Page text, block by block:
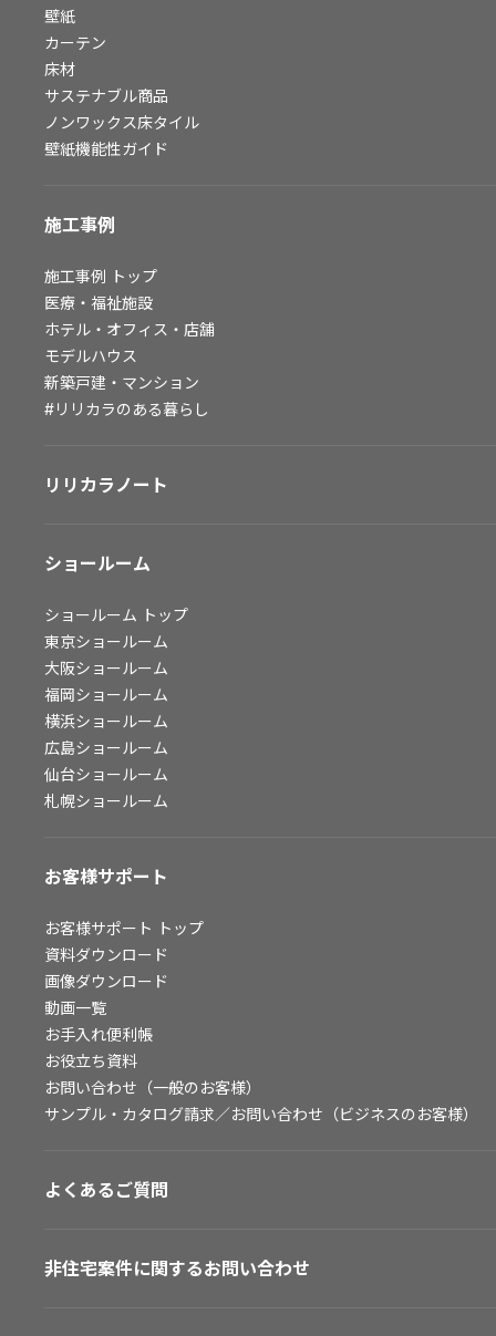
非住宅案件に関するお問い合わせ
事業紹介
スペースソリューション事業
ファシリティソリューション事業
不動産投資開発事業
会社情報
採用情報
壁紙
カーテン
床材
サステナブル商品
ノンワックス床タイル
壁紙機能性ガイド
施工事例
施工事例 トップ
医療・福祉施設
ホテル・オフィス・店舗
モデルハウス
新築戸建・マンション
#リリカラのある暮らし
リリカラノート
ショールーム
ショールーム トップ
東京ショールーム
大阪ショールーム
福岡ショールーム
横浜ショールーム
広島ショールーム
仙台ショールーム
札幌ショールーム
お客様サポート
お客様サポート トップ
資料ダウンロード
画像ダウンロード
動画一覧
お手入れ便利帳
お役立ち資料
お問い合わせ（一般のお客様）
サンプル・カタログ請求／お問い合わせ（ビジネスのお客様）
よくあるご質問
非住宅案件に関するお問い合わせ